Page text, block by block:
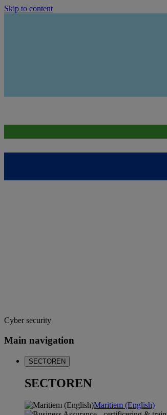
Skip to content
Cyber security
Main navigation
SECTOREN
SECTOREN
Maritiem (English)